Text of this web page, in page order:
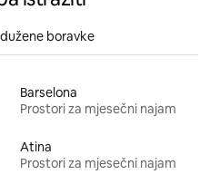
boravke
Barselona
Prostori za mjesečni najam
Atina
Prostori za mjesečni najam